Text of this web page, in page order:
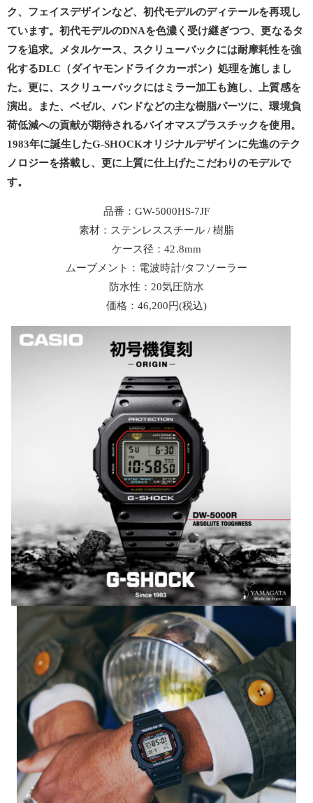
ク、フェイスデザインなど、初代モデルのディテールを再現し
ています。初代モデルのDNAを色濃く受け継ぎつつ、更なるタ
フを追求。メタルケース、スクリューバックには耐摩耗性を強
化するDLC（ダイヤモンドライクカーボン）処理を施しまし
た。更に、スクリューバックにはミラー加工も施し、上質感を
演出。また、ベゼル、バンドなどの主な樹脂パーツに、環境負
荷低減への貢献が期待されるバイオマスプラスチックを使用。
1983年に誕生したG-SHOCKオリジナルデザインに先進のテク
ノロジーを搭載し、更に上質に仕上げたこだわりのモデルで
す。
品番：GW-5000HS-7JF
素材：ステンレススチール / 樹脂
ケース径：42.8mm
ムーブメント：電波時計/タフソーラー
防水性：20気圧防水
価格：46,200円(税込)